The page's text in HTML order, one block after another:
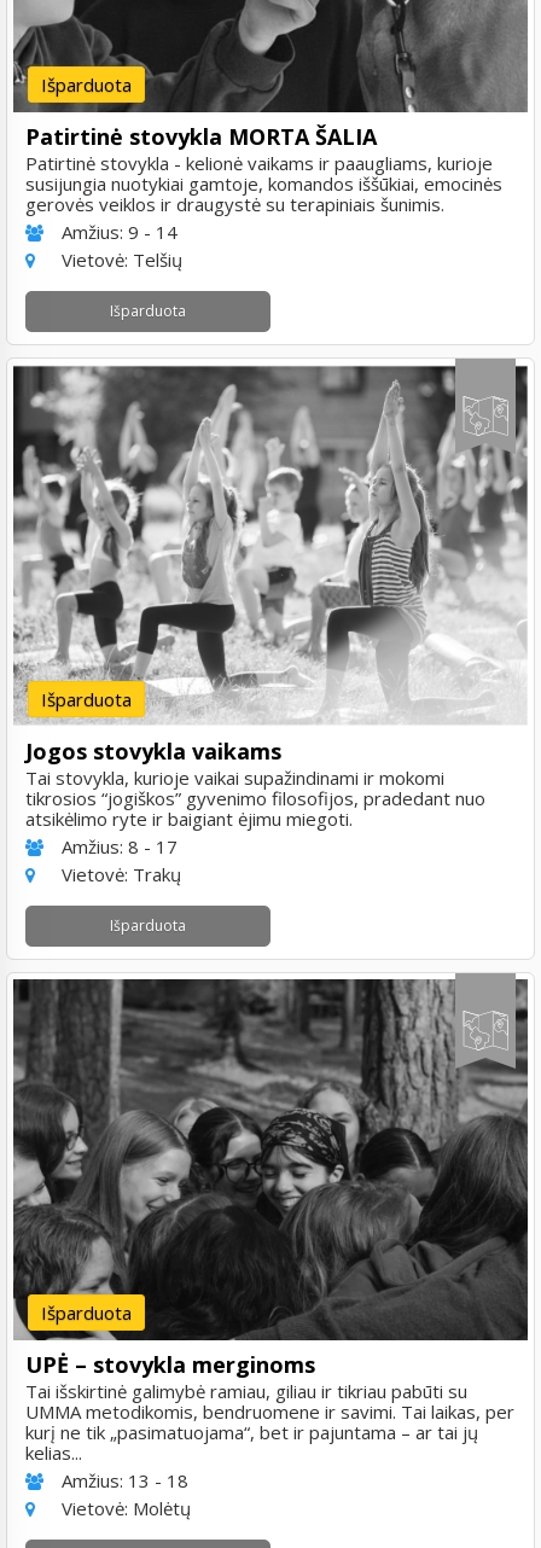
Išparduota
Patirtinė stovykla MORTA ŠALIA
Patirtinė stovykla - kelionė vaikams ir paaugliams, kurioje
susijungia nuotykiai gamtoje, komandos iššūkiai, emocinės
gerovės veiklos ir draugystė su terapiniais šunimis.
Amžius: 9 - 14
Vietovė: Telšių
Išparduota
Išparduota
Jogos stovykla vaikams
Tai stovykla, kurioje vaikai supažindinami ir mokomi
tikrosios “jogiškos” gyvenimo filosofijos, pradedant nuo
atsikėlimo ryte ir baigiant ėjimu miegoti.
Amžius: 8 - 17
Vietovė: Trakų
Išparduota
Išparduota
UPĖ – stovykla merginoms
Tai išskirtinė galimybė ramiau, giliau ir tikriau pabūti su
UMMA metodikomis, bendruomene ir savimi. Tai laikas, per
kurį ne tik „pasimatuojama“, bet ir pajuntama – ar tai jų
kelias...
Amžius: 13 - 18
Vietovė: Molėtų